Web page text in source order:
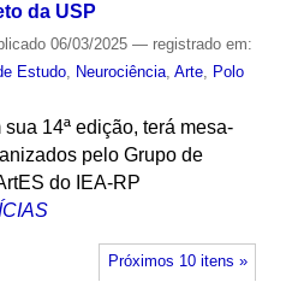
da USP
06/03/2025 — registrado em:
Estudo, Neurociência, Arte, Polo
14ª edição, terá mesa-
pelo Grupo de
do IEA-RP
Próximos 10 itens »